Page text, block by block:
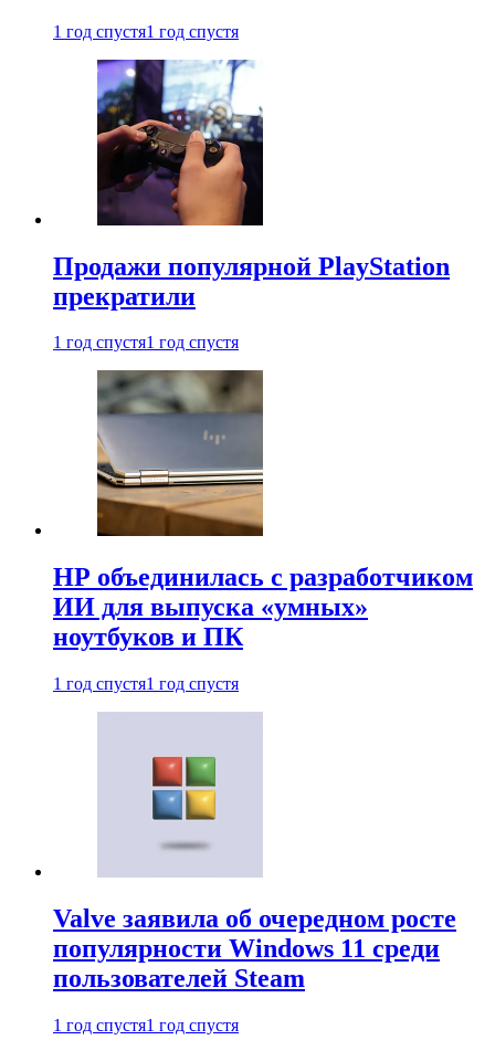
1 год спустя1 год спустя
Продажи популярной PlayStation
прекратили
1 год спустя1 год спустя
HP объединилась с разработчиком
ИИ для выпуска «умных»
ноутбуков и ПК
1 год спустя1 год спустя
Valve заявила об очередном росте
популярности Windows 11 среди
пользователей Steam
1 год спустя1 год спустя